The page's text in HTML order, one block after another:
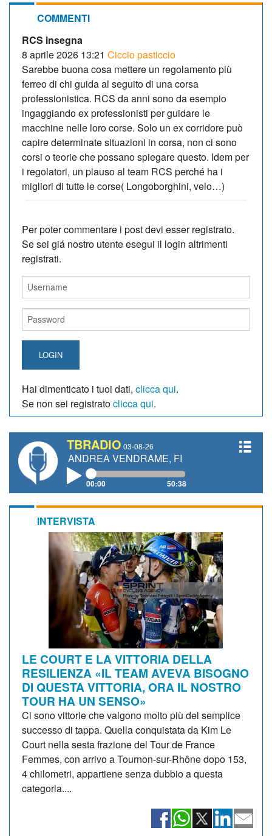
COMMENTI
RCS insegna
8 aprile 2026 13:21 Ciccio pasticcio
Sarebbe buona cosa mettere un regolamento più
ferreo di chi guida al seguito di una corsa
professionistica. RCS da anni sono da esempio
ingaggiando ex professionisti per guidare le
macchine nelle loro corse. Solo un ex corridore può
capire determinate situazioni in corsa, non ci sono
corsi o teorie che possano spiegare questo. Idem per
i regolatori, un plauso al team RCS perché ha i
migliori di tutte le corse( Longoborghini, velo…)
Per poter commentare i post devi esser registrato.
Se sei giá nostro utente esegui il login altrimenti
registrati.
LOGIN
Hai dimenticato i tuoi dati, clicca qui.
Se non sei registratoclicca qui.
TBRADIO 03-08-26
ANDREA VENDRAME, FILIPPO FIORELLI
00:00 50:38
INTERVISTA
LE COURT E LA VITTORIA DELLA
RESILIENZA «IL TEAM AVEVA BISOGNO
DI QUESTA VITTORIA, ORA IL NOSTRO
TOUR HA UN SENSO»
Ci sono vittorie che valgono molto più del semplice
successo di tappa. Quella conquistata da Kim Le
Court nella sesta frazione del Tour de France
Femmes, con arrivo a Tournon-sur-Rhône dopo 153,
4 chilometri, appartiene senza dubbio a questa
categoria....